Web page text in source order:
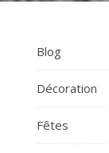
Blog
Décoration
Fêtes